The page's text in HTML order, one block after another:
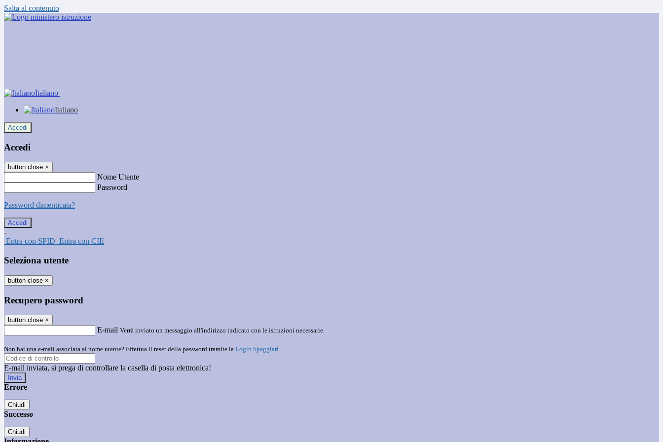
Salta al contenuto
Italiano
Italiano
Accedi
Accedi
button close ×
Nome Utente
Password
Password dimenticata?
-
Entra con SPID Entra con CIE
Seleziona utente
button close ×
Recupero password
button close ×
E-mail Verrà inviato un messaggio all'indirizzo indicato con le istruzioni necessarie.
Non hai una e-mail associata al nome utente? Effettua il reset della password tramite la Login Spaggiari
E-mail inviata, si prega di controllare la casella di posta elettronica!
Errore
Chiudi
Successo
Chiudi